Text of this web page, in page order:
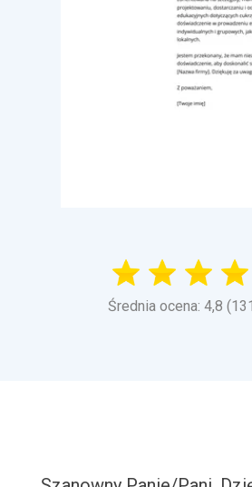
Średnia ocena: 4,8